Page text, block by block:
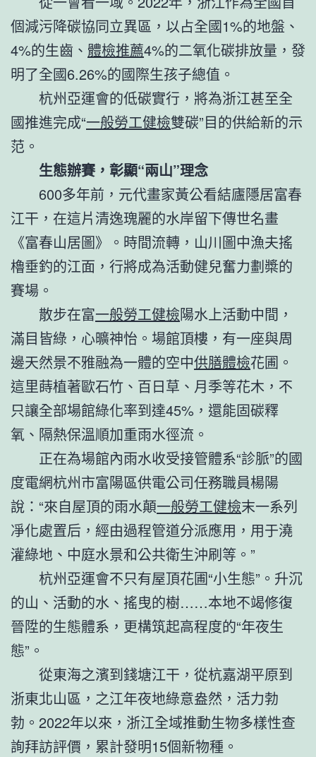
個減污降碳協同立異區，以占全國1%的地盤、
4%的生齒、 體檢推薦4%的二氧化碳排放量，發
明了全國6.26%的國際生孩子總值。
杭州亞運會的低碳實行，將為浙江甚至全
國推進完成“一般勞工健檢雙碳”目的供給新的示
范。
生態辦賽，彰顯“兩山”理念
600多年前，元代畫家黃公看結廬隱居富春
江干，在這片清逸瑰麗的水岸留下傳世名畫
《富春山居圖》。時間流轉，山川圖中漁夫搖
櫓垂釣的江面，行將成為活動健兒奮力劃槳的
賽場。
散步在富一般勞工健檢陽水上活動中間，
滿目皆綠，心曠神怡。場館頂樓，有一座與周
邊天然景不雅融為一體的空中供膳體檢花圃。
這里蒔植著歐石竹、百日草、月季等花木，不
只讓全部場館綠化率到達45%，還能固碳釋
氧、隔熱保溫順加重雨水徑流。
正在為場館內雨水收受接管體系“診脈”的國
度電網杭州市富陽區供電公司任務職員楊陽
說：“來自屋頂的雨水顛一般勞工健檢末一系列
凈化處置后，經由過程管道分派應用，用于澆
灌綠地、中庭水景和公共衛生沖刷等。”
杭州亞運會不只有屋頂花圃“小生態”。升沉
的山、活動的水、搖曳的樹……本地不竭修復
晉陞的生態體系，更構筑起高程度的“年夜生
態”。
從東海之濱到錢塘江干，從杭嘉湖平原到
浙東北山區，之江年夜地綠意盎然，活力勃
勃。2022年以來，浙江全域推動生物多樣性查
詢拜訪評價，累計發明15個新物種。